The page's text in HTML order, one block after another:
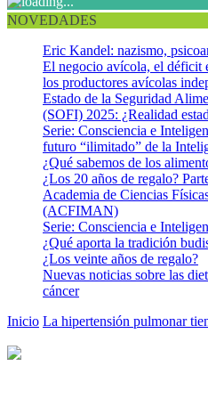
NOVEDADES
Eric Kandel: nazismo,
El negocio avícola, el déficit
los productores avícolas
Estado de la Seguridad
(SOFI) 2025: ¿Realidad
Serie: Consciencia e
futuro “ilimitado” de la
¿Qué sabemos de los
¿Los 20 años de regalo?
Academia de Ciencias
(ACFIMAN)
Serie: Consciencia e
¿Qué aporta la tradición
¿Los veinte años de regalo?
Nuevas noticias sobre las
cáncer
Inicio La hipertensión pulmonar